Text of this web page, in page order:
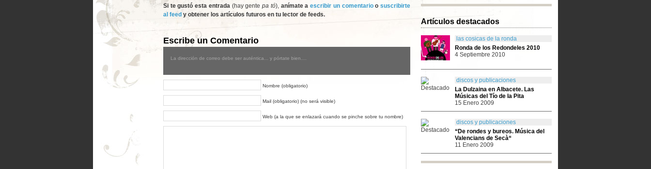
Si te gustó esta entrada(hay gentepa tó), anímate aescribir un comentarioosuscribirte
al feed y obtener los artículos futuros en tu lector de feeds.
Escribe un Comentario
La dirección de correo debe ser auténtica... y pórtate bien....
Nombre (obligatorio)
Mail (obligatorio) (no será visible)
Web (a la que se enlazará cuando se pinche sobre tu nombre)
Artículos destacados
las cosicas de la ronda
Ronda de los Redondeles 2010
4 Septiembre 2010
discos y publicaciones
La Dulzaina en Albacete. Las
Músicas del Tío de la Pita
15 Enero 2009
discos y publicaciones
“De rondes y bureos. Música del
Valencians de Secà“
11 Enero 2009